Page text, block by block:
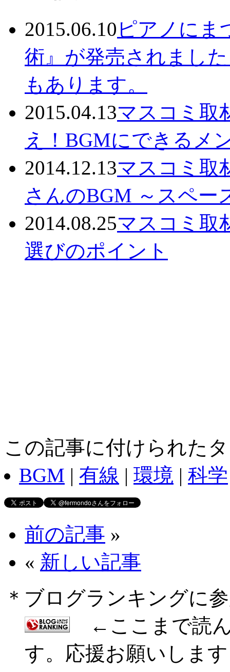
2015.06.10 ピアノにま
術』が発売されまし
もあります。
2015.04.13マスコミ取
え！BGMにできるメ
2014.12.13マスコミ取
さんのBGM ～スペー
2014.08.25マスコミ取
選びのポイント
この記事に付けられた
BGM | 有線 | 環境 | 科学
前の記事 »
« 新しい記事
＊ブログランキングに
←ここまで読ん
す。応援お願いしま